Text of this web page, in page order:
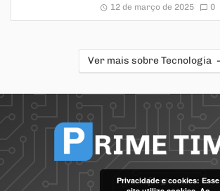
12 de março de 2025 0
Ver mais sobre Tecnologia
Privacidade e cookies: Esse